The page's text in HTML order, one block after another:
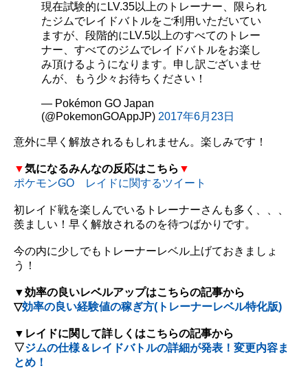
現在試験的にLV.35以上のトレーナー、限られ
たジムでレイドバトルをご利用いただいてい
ますが、段階的にLV.5以上のすべてのトレー
ナー、すべてのジムでレイドバトルをお楽し
み頂けるようになります。申し訳ございませ
んが、もう少々お待ちください！
— Pokémon GO Japan
(@PokemonGOAppJP) 2017年6月23日
意外に早く解放されるもしれません。楽しみです！
▼気になるみんなの反応はこちら ▼
ポケモンGO レイドに関するツイート
初レイド戦を楽しんでいるトレーナーさんも多く、、、
羨ましい！早く解放されるのを待つばかりです。
今の内に少しでもトレーナーレベル上げておきましょ
う！
▼効率の良いレベルアップはこちらの記事から
▽効率の良い経験値の稼ぎ方(トレーナーレベル特化版)
▼レイドに関して詳しくはこちらの記事から
▽ジムの仕様＆レイドバトルの詳細が発表！変更内容ま
とめ！